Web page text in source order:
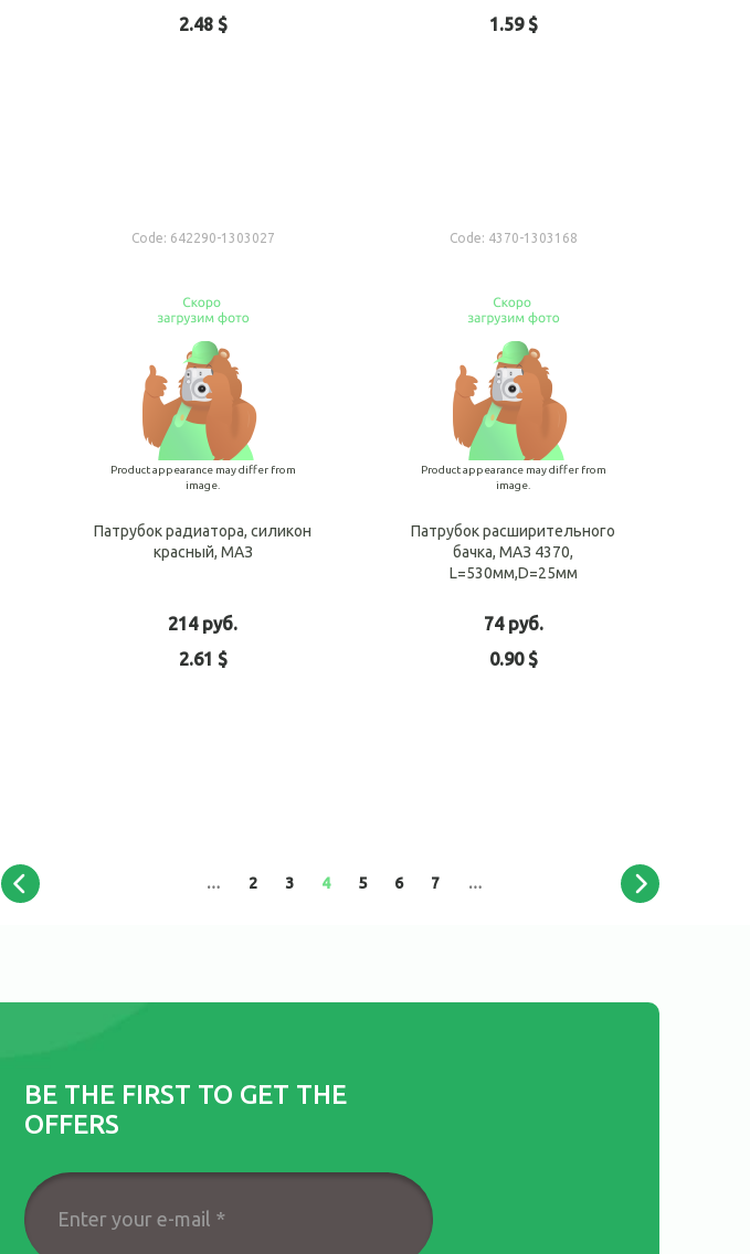
2.48 $
1.59 $
Code: 642290-1303027
Product appearance may differ from
image.
Патрубок радиатора, силикон
красный, МАЗ
214 руб.
2.61 $
Code: 4370-1303168
Product appearance may differ from
image.
Патрубок расширительного
бачка, МАЗ 4370,
L=530мм,D=25мм
74 руб.
0.90 $
… 2 3 4 5 6 7 …
BE THE FIRST TO GET THE
OFFERS